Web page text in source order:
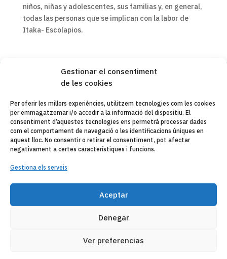
Gestionar el consentiment
de les cookies
Per oferir les millors experiències, utilitzem tecnologies com les cookies
per emmagatzemar i/o accedir a la informació del dispositiu. El
consentiment d’aquestes tecnologies ens permetrà processar dades
com el comportament de navegació o les identificacions úniques en
aquest lloc. No consentir o retirar el consentiment, pot afectar
negativament a certes característiques i funcions.
Gestiona els serveis
Aceptar
Denegar
Ver preferencias
niños, niñas y adolescentes, sus familias y, en general,
todas las personas que se implican con la labor de
Itaka- Escolapios.
Copyleft 2025Itaka-Escolapios
AVÍS LEGAL
POLÍTICA DE PRIVACITAT
ENTITATS COL·LABORADES
CORREU ELECTRÒNIC